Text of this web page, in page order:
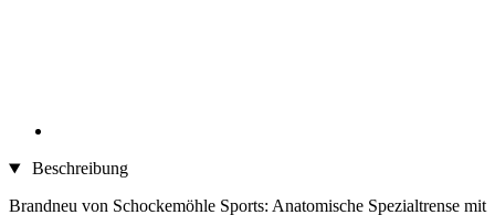
Beschreibung
Brandneu von Schockemöhle Sports: Anatomische Spezialtrense mit